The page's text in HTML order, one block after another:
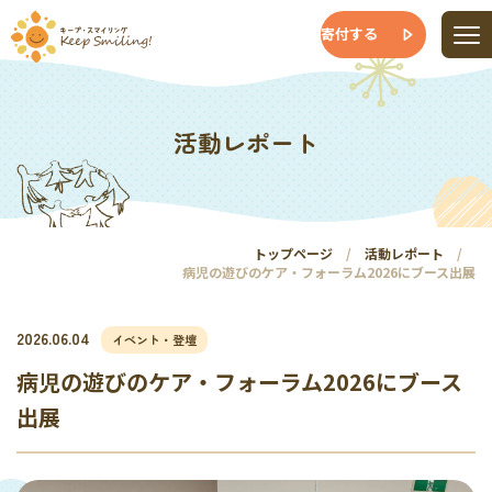
寄付する
活動レポート
トップページ
活動レポート
病児の遊びのケア・フォーラム2026にブース出展
2026.06.04 イベント・登壇
病児の遊びのケア・フォーラム2026にブース
出展